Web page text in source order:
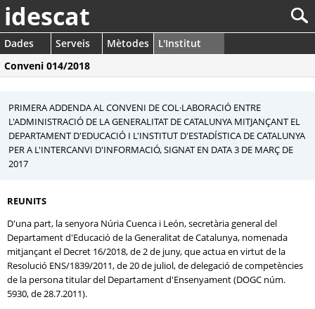
idescat
Dades Serveis Mètodes
L'Institut
Conveni 014/2018
PRIMERA ADDENDA AL CONVENI DE COL·LABORACIÓ ENTRE
L'ADMINISTRACIÓ DE LA GENERALITAT DE CATALUNYA MITJANÇANT EL
DEPARTAMENT D'EDUCACIÓ I L'INSTITUT D'ESTADÍSTICA DE CATALUNYA
PER A L'INTERCANVI D'INFORMACIÓ, SIGNAT EN DATA 3 DE MARÇ DE
2017
REUNITS
D'una part, la senyora Núria Cuenca i León, secretària general del
Departament d'Educació de la Generalitat de Catalunya, nomenada
mitjançant el Decret 16/2018, de 2 de juny, que actua en virtut de la
Resolució ENS/1839/2011, de 20 de juliol, de delegació de competències
de la persona titular del Departament d'Ensenyament (DOGC núm.
5930, de 28.7.2011).